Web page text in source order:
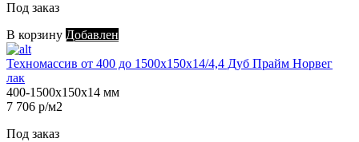
Под заказ
В корзину Добавлен
Техномассив от 400 до 1500х150х14/4,4 Дуб Прайм Норвег
лак
400-1500х150х14 мм
7 706 р/м2
Под заказ